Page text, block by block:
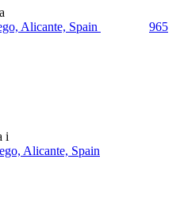
Alicante, Spain
965
i
Alicante, Spain